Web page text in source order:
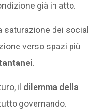
già in atto.
saturazione dei social
verso spazi più
.
il dilemma della
governando.